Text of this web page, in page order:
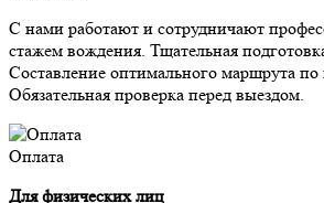
С нами работают и сотрудничают
стажем вождения. Тщательная
Составление оптимального маршрута по
Обязательная проверка перед выездом.
Оплата
Для физических лиц